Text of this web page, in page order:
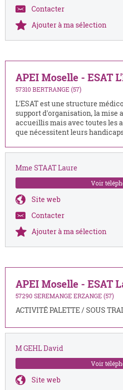
Contacter
Ajouter à ma sélection
APEI Moselle - ESAT
57310 BERTRANGE (57)
L'ESAT est une structure
support d'organisation, la mise
accueillis mais avec toutes les
que nécessitent leurs
Mme STAAT Laure
Voir
Site web
Contacter
Ajouter à ma sélection
APEI Moselle - ESAT
57290 SEREMANGE ERZANGE (57)
ACTIVITÉ PALETTE / SOUS
M GEHL David
Voir
Site web